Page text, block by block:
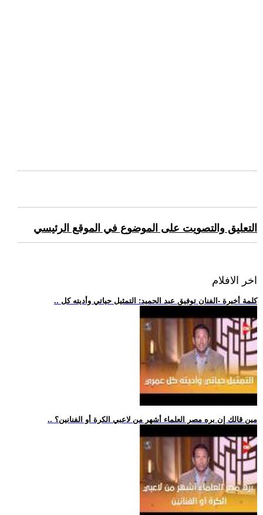
التعليق والتصويت على الموضوع في الموقع الرئيسي
اخر الافلام
.. كلمة أخيرة -الفنان توفيق عبد الحميد: التمثيل حياتي وأديته كل
.. مين قالك إن بره مصر العلماء أشهر من لاعبي الكرة أو الفنانين؟